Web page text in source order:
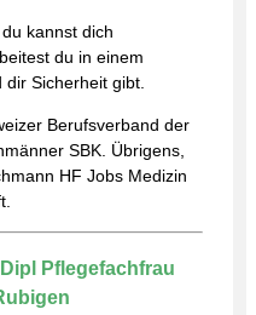
kannst dich
du in einem
Sicherheit gibt.
Berufsverband der
SBK. Übrigens,
HF Jobs Medizin
Pflegefachfrau